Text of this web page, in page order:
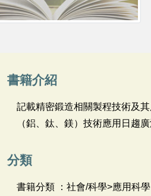
書籍介紹
記載精密鍛造相關製程技術及
（鋁、鈦、鎂）技術應用日趨
分類
書籍分類 ：社會/科學>應用科學